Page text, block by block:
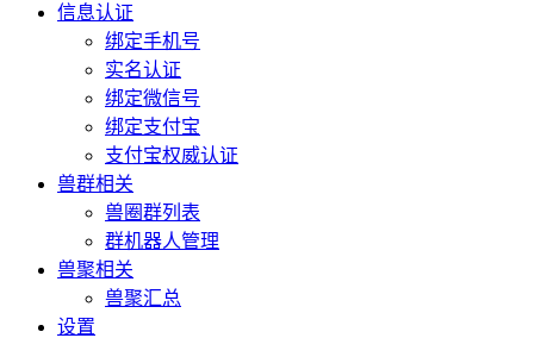
信息认证
绑定手机号
实名认证
绑定微信号
绑定支付宝
支付宝权威认证
兽群相关
兽圈群列表
群机器人管理
兽聚相关
兽聚汇总
设置